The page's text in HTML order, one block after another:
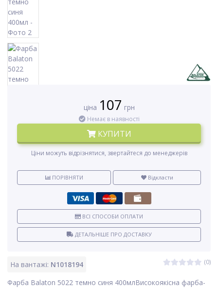
На вантажі: N1018194 (0)
Фарба Balaton 5022 темно синя 400млВисокоякісна фарба-
ціна 107 грн
Немає в наявності
КУПИТИ
Ціни можуть відрізнятися, звертайтеся до менеджерів
ПОРІВНЯТИ Відкласти
ВСІ СПОСОБИ ОПЛАТИ
ДЕТАЛЬНІШЕ ПРО ДОСТАВКУ